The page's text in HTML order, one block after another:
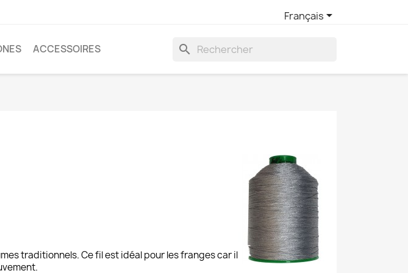
Français
ACCESSOIRES search
traditionnels. Ce fil est idéal pour les franges car il